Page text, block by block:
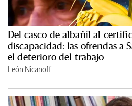
Del casco de albañil al
discapacidad: las ofrendas a
el deterioro del trabajo
León Nicanoff